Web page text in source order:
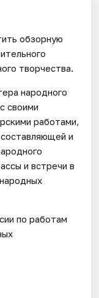
обзорную
творчества.
народного
своими
работами,
и
и встречи в
по работам